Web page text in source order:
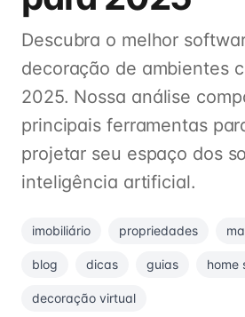
Descubra o melhor
decoração de ambientes
2025. Nossa análise
principais ferramentas
projetar seu espaço dos
inteligência artificial.
imobiliário propriedades
blog dicas guias home
decoração virtual